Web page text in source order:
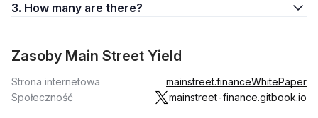
3. How many are there?
Zasoby Main Street Yield
Strona internetowa mainstreet.financeWhitePaper
Społeczność
mainstreet-finance.gitbook.io